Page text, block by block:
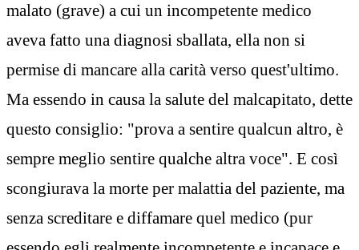
malato (grave) a cui un incompetente medico
aveva fatto una diagnosi sballata, ella non si
permise di mancare alla carità verso quest'ultimo.
Ma essendo in causa la salute del malcapitato, dette
questo consiglio: "prova a sentire qualcun altro, è
sempre meglio sentire qualche altra voce". E così
scongiurava la morte per malattia del paziente, ma
senza screditare e diffamare quel medico (pur